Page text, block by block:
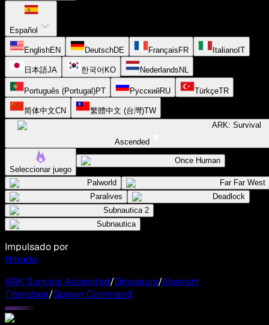
Español
EnglishEN DeutschDE Français FR Italiano IT
日本語JA 한국어 KO Nederlands NL
Português (Portugal)PT РусскийRU TürkçeTR
简体中文CN 繁體中文 (台灣)TW
ARK: Survival
Ascended
Seleccionar juego
Once Human
Palworld
Far Far West
Paralives
Deadlock
Subnautica 2
Subnautica
Impulsado por
Nitrado
ARK Survival Ascended/Dinosaurs/Aberrant
Titanoboa/Spawn Command